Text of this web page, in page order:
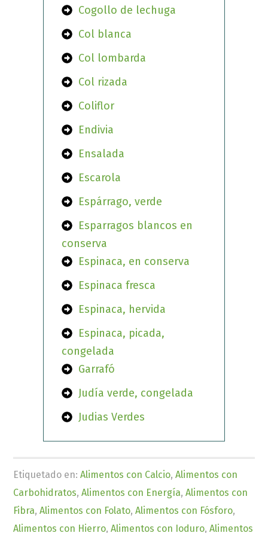
Cogollo de lechuga
Col blanca
Col lombarda
Col rizada
Coliflor
Endivia
Ensalada
Escarola
Espárrago, verde
Esparragos blancos en
conserva
Espinaca, en conserva
Espinaca fresca
Espinaca, hervida
Espinaca, picada,
congelada
Garrafó
Judía verde, congelada
Judias Verdes
Etiquetado en:Alimentos con Calcio,Alimentos con
Carbohidratos,Alimentos con Energía,Alimentos con
Fibra,Alimentos con Folato,Alimentos con Fósforo,
Alimentos con Hierro,Alimentos con Ioduro,Alimentos